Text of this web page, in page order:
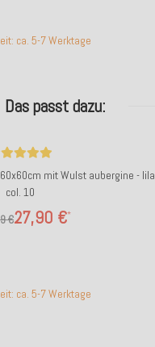
ca. 5-7 Werktage
Das passt dazu:
mit Wulst aubergine - lila
col. 10
27,90 €*
€
ca. 5-7 Werktage